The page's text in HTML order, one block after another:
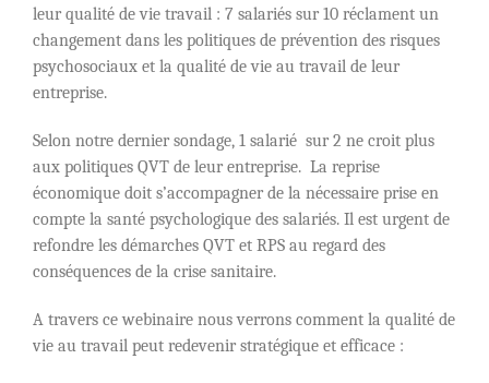
leur qualité de vie travail : 7 salariés sur 10 réclament un
changement dans les politiques de prévention des risques
psychosociaux et la qualité de vie au travail de leur
entreprise.
Selon notre dernier sondage, 1 salarié sur 2 ne croit plus
aux politiques QVT de leur entreprise. La reprise
économique doit s’accompagner de la nécessaire prise en
compte la santé psychologique des salariés. Il est urgent de
refondre les démarches QVT et RPS au regard des
conséquences de la crise sanitaire.
A travers ce webinaire nous verrons comment la qualité de
vie au travail peut redevenir stratégique et efficace :